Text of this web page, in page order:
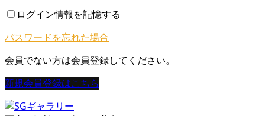
ログイン情報を記憶する
パスワードを忘れた場合
会員でない方は会員登録してください。
新規会員登録はこちら